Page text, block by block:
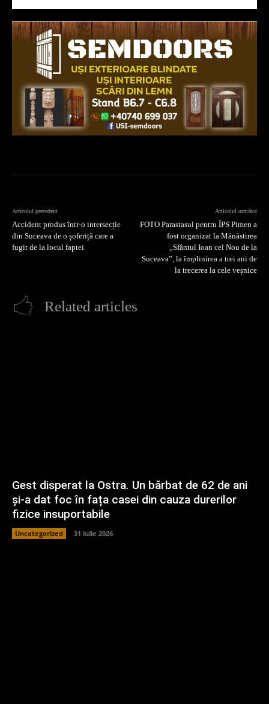
Articolul precedent
Accident produs într-o intersecție
din Suceava de o șoferiță care a
fugit de la locul faptei
Articolul următor
FOTO Parastasul pentru ÎPS Pimen a
fost organizat la Mănăstirea
„Sfântul Ioan cel Nou de la
Suceava”, la împlinirea a trei ani de
la trecerea la cele veșnice
Related articles
Gest disperat la Ostra. Un bărbat de 62 de ani
și-a dat foc în fața casei din cauza durerilor
fizice insuportabile
Uncategorized 31 iulie 2026